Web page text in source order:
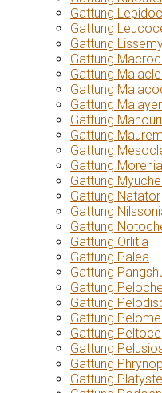
Gattung
Gattung
Gattung
Gattung
Gattung
Gattung
Gattung
Gattung
Gattung
Gattung
Gattung
Gattung
Gattung Natator
Gattung
Gattung
Gattung Orlitia
Gattung Palea
Gattung
Gattung
Gattung
Gattung
Gattung
Gattung
Gattung
Gattung